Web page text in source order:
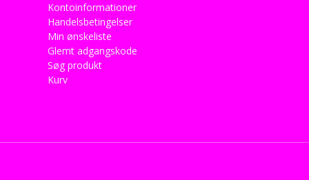
Kontoinformationer
Handelsbetingelser
Min ønskeliste
Glemt adgangskode
Søg produkt
Kurv